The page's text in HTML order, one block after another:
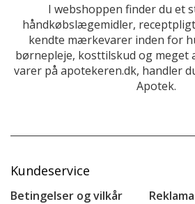
I webshoppen finder du et
håndkøbslægemidler,
kendte mærkevarer inden for
børnepleje, kosttilskud og meget
varer på apotekeren.dk, handler
Apotek.
Kundeservice
Betingelser og vilkår